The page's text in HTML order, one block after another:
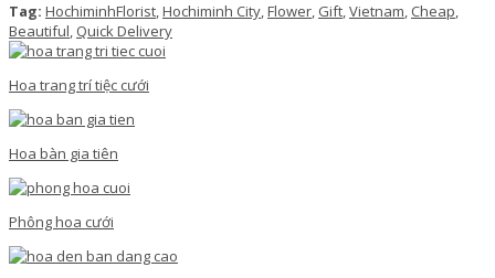
Tag: HochiminhFlorist,Hochiminh City,Flower, Gift,Vietnam, Cheap,
Beautiful, Quick Delivery
Hoa trang trí tiệc cưới
Hoa bàn gia tiên
Phông hoa cưới